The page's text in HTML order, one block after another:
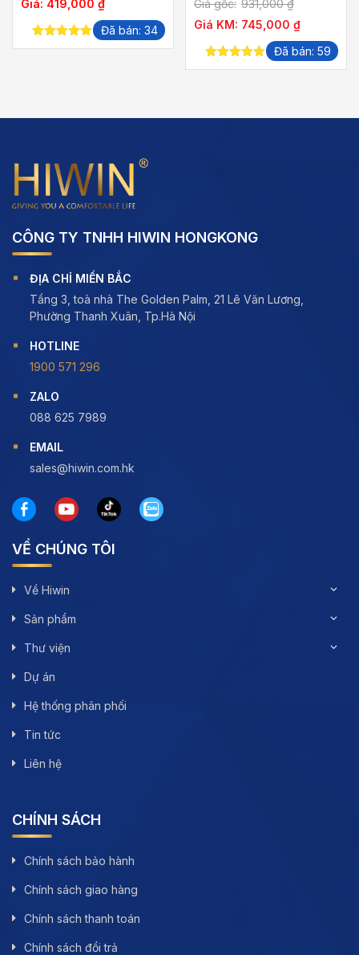
Giá: 419,000 ₫
5.00out of
Đã bán: 34
Giá gốc: 931,000₫
Giá KM: 745,000 ₫
5.00out of
Đã bán: 59
CÔNG TY TNHH HIWIN HONGKONG
ĐỊA CHỈ MIỀN BẮC
Tầng 3, toà nhà The Golden Palm, 21 Lê Văn Lương,
Phường Thanh Xuân, Tp.Hà Nội
HOTLINE
1900 571 296
ZALO
088 625 7989
EMAIL
sales@hiwin.com.hk
VỀ CHÚNG TÔI
Về Hiwin
Sản phẩm
Thư viện
Dự án
Hệ thống phân phối
Tin tức
Liên hệ
CHÍNH SÁCH
Chính sách bảo hành
Chính sách giao hàng
Chính sách thanh toán
Chính sách đổi trả